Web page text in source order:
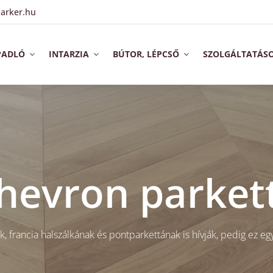
INTARZIA BÚTOR, LÉPCSŐ
francia halszálkának és pontparkettának is hívják, pedig ez